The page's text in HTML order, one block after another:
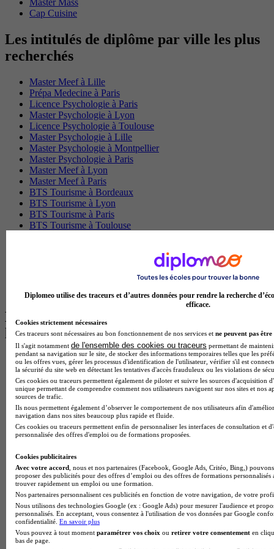
Cap Cuisine
Les intitulés de diplôme par ville les plus
recherchés
Master Meef à Lille
Prépa Medecine à Paris
Licence Psychologie à Paris
Master Psychologie à Lyon
Licence Psychologie à Toulouse
Master Psychologie à Lille
Master Psychologie à Montpellier
Master Psychologie à Paris
Master Meef à Lyon
Master Meef à Paris
BTS Tourisme à Bordeaux
BTS Tourisme à Lyon
BTS Tourisme à Paris
BTS Tourisme à Toulouse
BTS Communication à Bordeaux
BTS Communication à Lyon
BTS Ndrc à Lyon
Les intitulés de diplôme par alternance
les plus recherchés
BTS Esf en alternance
BTS Dietetique en alternance
BTS Mco en alternance
BTS Pi en alternance
BTS Sp3s en alternance
Master CCA en alternance
BTS Ndrc en alternance
BTS Sam en alternance
BTS Sio en alternance
MSc Marketing Digital en alternance
BTS Gpme en alternance
Cap Electricien en alternance
BTS Gpn en alternance
BTS Domotique en alternance
BAC Pro Agora en alternance
BTS Sta en alternance
Diplomeo utilise des traceurs et d’autres données pour rendre la recherche
efficace.
Cookies strictement nécessaires
Ces traceurs sont nécessaires au bon fonctionnement de nos services et ne peuvent pas être
Il s'agit notamment de l'ensemble des cookies ou traceurs permettant de
pendant sa navigation sur le site, de stocker des informations temporaires telles que les
ou les offres vues, gérer les processus d'identification de l'utilisateur, vérifier s'il est
la sécurité du site web en détectant les tentatives d'accès frauduleux ou les violations de
Ces cookies ou traceurs permettent également de piloter et suivre les sources d'acquisition
unique permettant de comprendre comment nos utilisateurs naviguent sur nos sites et nos
sources de trafic.
Ils nous permettent également d’observer le comportement de nos utilisateurs afin
navigation dans nos sites beaucoup plus rapide et fluide.
Ces cookies ou traceurs permettent enfin de personnaliser les interfaces de consultation et
personnalisée des offres d'emploi ou de formations proposées.
Cookies publicitaires
Avec votre accord , nous et nos partenaires (Facebook, Google Ads, Critéo, Bing,)
proposer des publicités pour des offres d’emploi ou des offres de formations
trouver rapidement un emploi ou une formation.
Nos partenaires personnalisent ces publicités en fonction de votre navigation, de votre
Nous utilisons des technologies Google (ex : Google Ads) pour mesurer l'audience et
personnalisés. En acceptant, vous consentez à l'utilisation de vos données par Google
confidentialité. En savoir plus
Vous pouvez à tout moment paramétrer vos choix ou retirer votre consentement en
bas de page.